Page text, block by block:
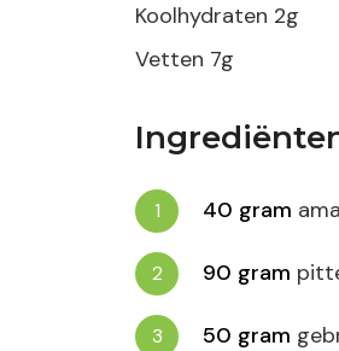
Koolhydraten 2g
Vetten 7g
40 gram
90 gram
50 gram